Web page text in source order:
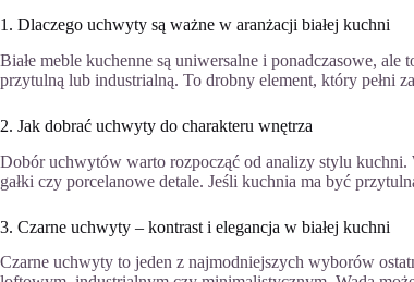
1. Dlaczego uchwyty są ważne w aranżacji białej kuchni
Białe meble kuchenne są uniwersalne i ponadczasowe,
przytulną lub industrialną. To drobny element, który pełni
2. Jak dobrać uchwyty do charakteru wnętrza
Dobór uchwytów warto rozpocząć od analizy stylu kuchni.
gałki czy porcelanowe detale. Jeśli kuchnia ma być
3. Czarne uchwyty – kontrast i elegancja w białej kuchni
Czarne uchwyty to jeden z najmodniejszych wyborów